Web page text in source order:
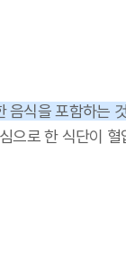
식을 포함하는 것
으로 한 식단이 혈